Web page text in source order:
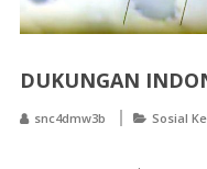
DUKUNGAN
snc4dmw3b Sosial